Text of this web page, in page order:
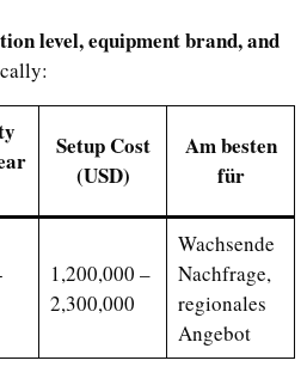
level, equipment brand, and
Setup Cost
(USD)
Am besten
für
1,200,000 –
2,300,000
Wachsende
Nachfrage,
regionales
Angebot